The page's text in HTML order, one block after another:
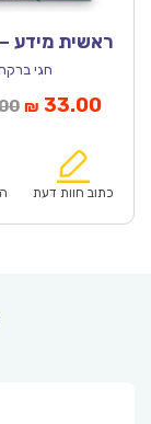
ראשית מידע
חגי
המחיר
₪47.00.
₪ 33.00
כתוב חוות דעת